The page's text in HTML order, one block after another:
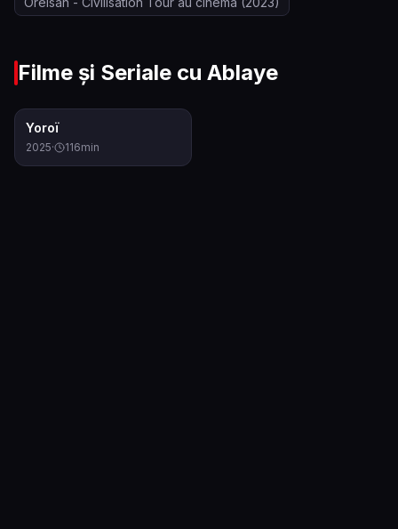
Filme și Seriale cu Ablaye
Yoroï
2025· 116min